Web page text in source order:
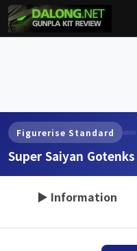
Figurerise Standard
Super Saiyan Gotenks
▶ Information